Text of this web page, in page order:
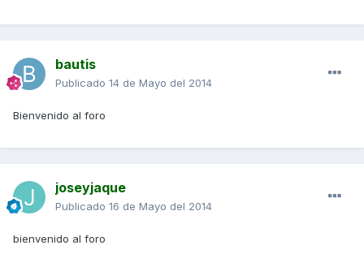
bautis
Publicado 14 de Mayo del 2014
Bienvenido al foro
joseyjaque
Publicado 16 de Mayo del 2014
bienvenido al foro